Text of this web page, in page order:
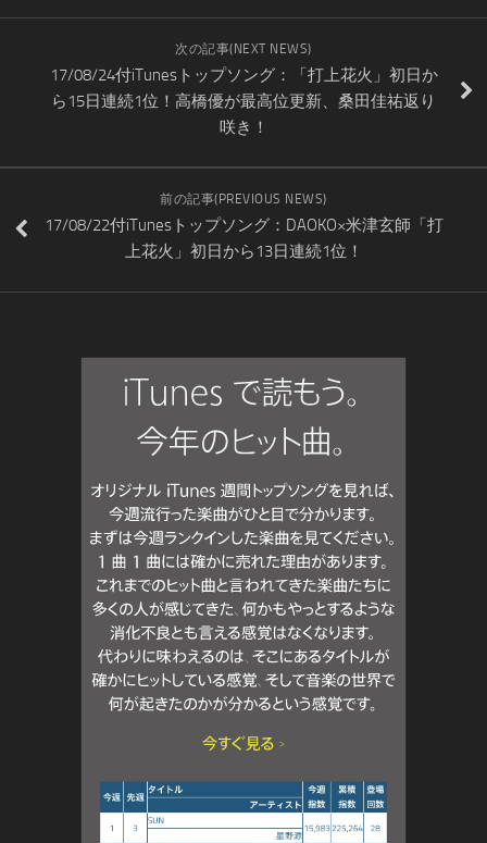
次の記事(NEXT NEWS)
17/08/24付iTunesトップソング：「打上花火」初日か
ら15日連続1位！高橋優が最高位更新、桑田佳祐返り
咲き！
前の記事(PREVIOUS NEWS)
17/08/22付iTunesトップソング：DAOKO×米津玄師「打
上花火」初日から13日連続1位！